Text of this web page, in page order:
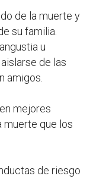
de la muerte y
su familia.
u
de las
amigos.
mejores
muerte que los
de riesgo